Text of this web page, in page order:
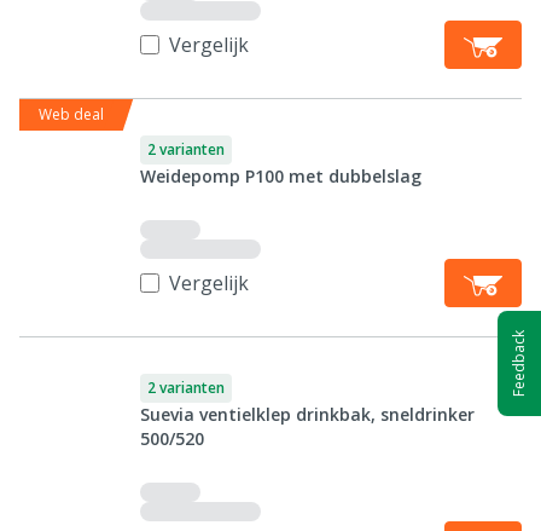
Vergelijk
Web deal
2 varianten
Weidepomp P100 met dubbelslag
Vergelijk
2 varianten
Suevia ventielklep drinkbak, sneldrinker
500/520
Feedback